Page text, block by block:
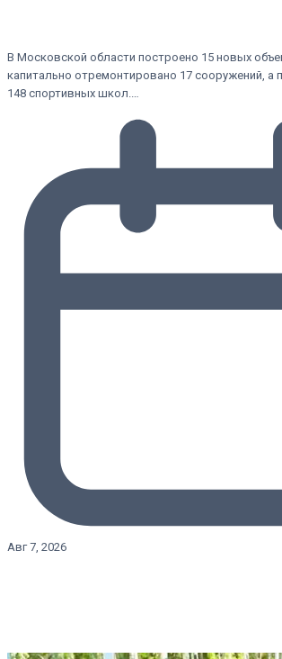
В Московской области построено 15 новых
капитально отремонтировано 17 сооружений, а
148 спортивных школ.…
Авг 7, 2026